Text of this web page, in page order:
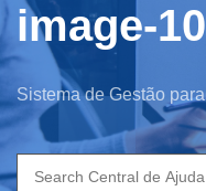
image-
Sistema de Gestão
Search